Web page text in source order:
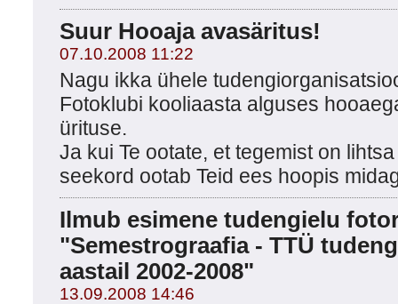
Suur Hooaja avasäritus!
07.10.2008 11:22
Nagu ikka ühele
Fotoklubi kooliaasta alguses
ürituse.
Ja kui Te ootate, et tegemist on
seekord ootab Teid ees hoopis
Ilmub esimene tudengielu
"Semestrograafia - TTÜ
aastail 2002-2008"
13.09.2008 14:46